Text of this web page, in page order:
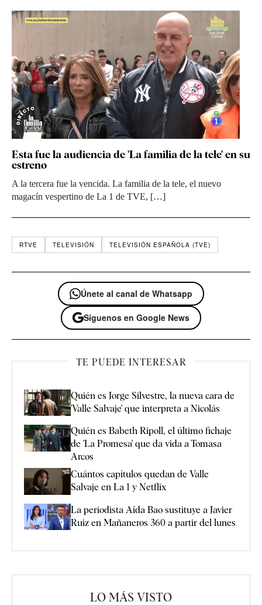
Esta fue la audiencia de 'La familia de la tele' en su
estreno
A la tercera fue la vencida. La familia de la tele, el nuevo
magacín vespertino de La 1 de TVE, […]
RTVE TELEVISIÓN TELEVISIÓN ESPAÑOLA (TVE)
Únete al canal de Whatsapp
Síguenos en Google News
TE PUEDE INTERESAR
Quién es Jorge Silvestre, la nueva cara de
'Valle Salvaje' que interpreta a Nicolás
Quién es Babeth Ripoll, el último fichaje
de 'La Promesa' que da vida a Tomasa
Arcos
Cuántos capítulos quedan de Valle
Salvaje en La 1 y Netflix
La periodista Aída Bao sustituye a Javier
Ruiz en Mañaneros 360 a partir del lunes
LO MÁS VISTO